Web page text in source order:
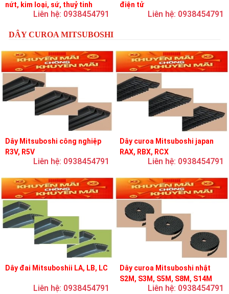
nứt, kim loại, sứ, thuỷ tinh
Liên hệ: 0938454791
điện tử
Liên hệ: 0938454791
DÂY CUROA MITSUBOSHI
Dây Mitsuboshi công nghiệp
R3V, R5V
Liên hệ: 0938454791
Dây curoa Mitsuboshi japan
RAX, RBX, RCX
Liên hệ: 0938454791
Dây đai Mitsuboshii LA, LB, LC
Liên hệ: 0938454791
Dây curoa Mitsuboshi nhật
S2M, S3M, S5M, S8M, S14M
Liên hệ: 0938454791